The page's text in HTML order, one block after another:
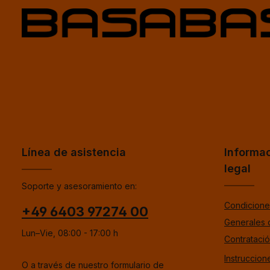
Línea de asistencia
Soporte y asesoramiento en:
+49 6403 97274 00
Lun–Vie, 08:00 - 17:00 h
O a través de nuestro formulario de
legal
Generales